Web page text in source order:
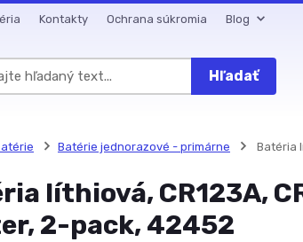
Kontakty Ochrana súkromia Blog
Hľadať
Batérie jednorazové - primárne Batéria
líthiová, CR123A,
2-pack, 42452